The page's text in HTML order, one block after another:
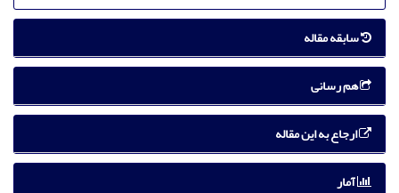
سابقه مقاله
هم رسانی
ارجاع به این مقاله
آمار